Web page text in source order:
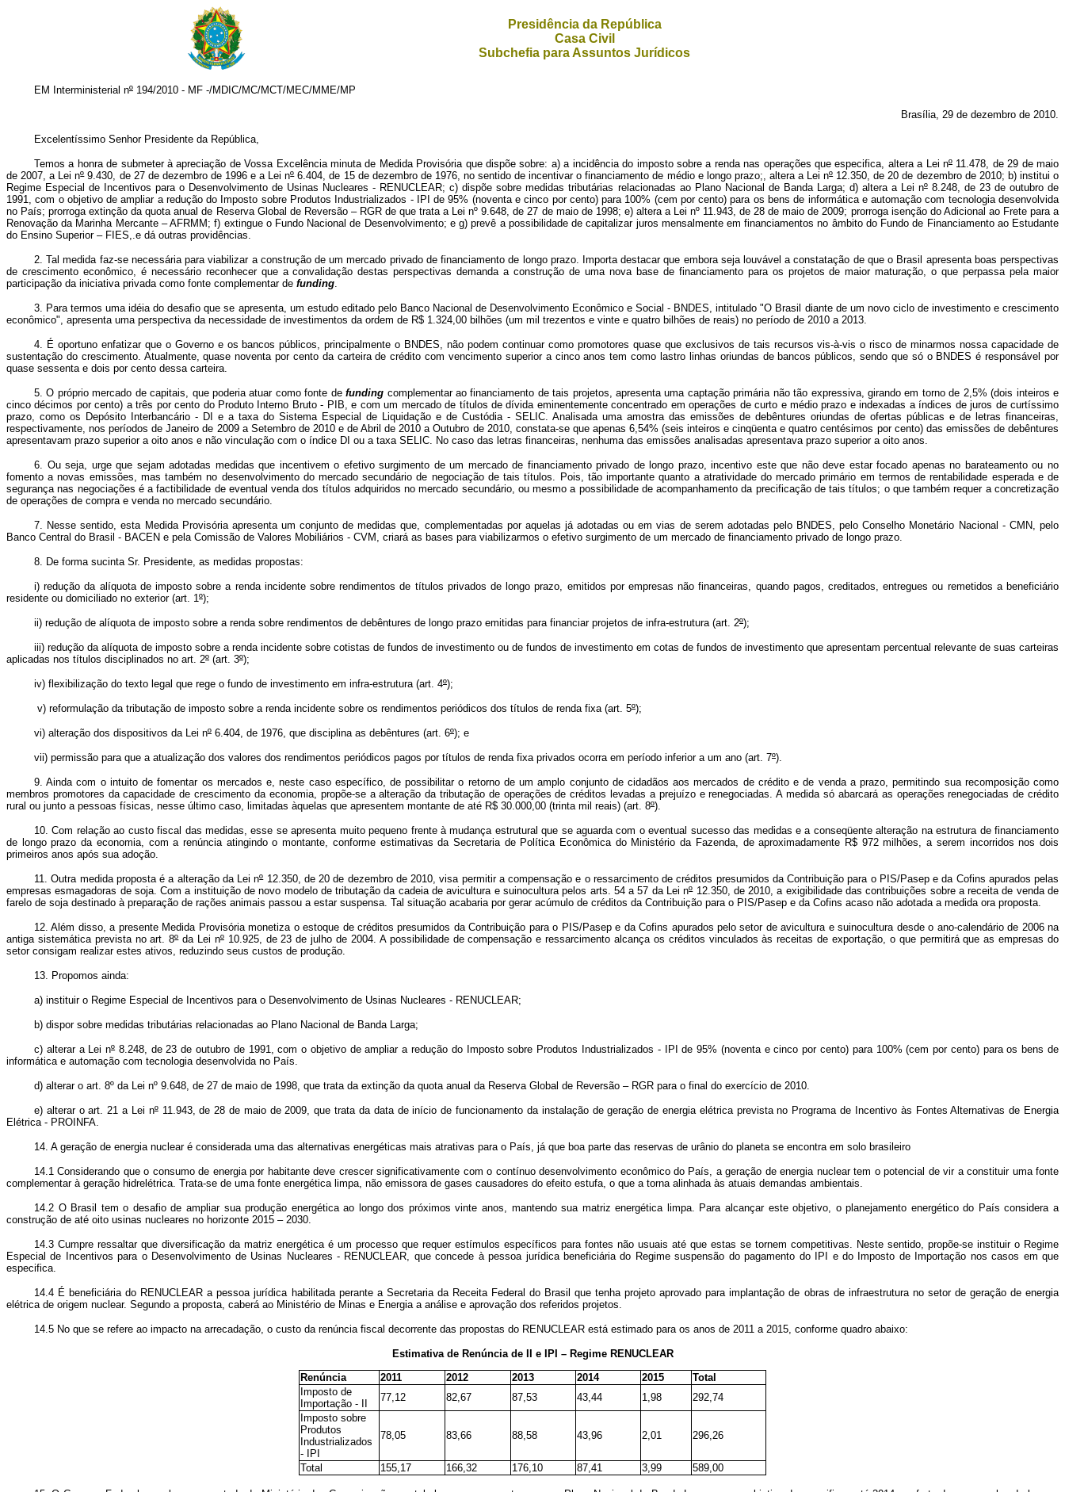
Presidência da República
Casa Civil
Subchefia para Assuntos Jurídicos
EM Interministerial nº 194/2010 - MF -/MDIC/MC/MCT/MEC/MME/MP
Brasília, 29 de dezembro de 2010.
Excelentíssimo Senhor Presidente da República,
Temos a honra de submeter à apreciação de Vossa Excelência minuta de Medida Provisória que dispõe sobre: a) a incidência do imposto sobre a renda nas operações que especifica, altera a Lei nº11.478, de 29 de maio
de 2007, a Lei nº9.430, de 27 de dezembro de 1996 e a Lei nº6.404, de 15 de dezembro de 1976, no sentido de incentivar o financiamento de médio e longo prazo;, altera a Lei nº12.350, de 20 de dezembro de 2010; b) institui o
Regime Especial de Incentivos para o Desenvolvimento de Usinas Nucleares - RENUCLEAR; c) dispõe sobre medidas tributárias relacionadas ao Plano Nacional de Banda Larga; d) altera a Lei nº8.248, de 23 de outubro de
1991, com o objetivo de ampliar a redução do Imposto sobre Produtos Industrializados - IPI de 95% (noventa e cinco por cento) para 100% (cem por cento) para os bens de informática e automação com tecnologia desenvolvida
no País; prorroga extinção da quota anual de Reserva Global de Reversão – RGR de que trata a Lei nº 9.648, de 27 de maio de 1998; e) altera a Lei nº 11.943, de 28 de maio de 2009; prorroga isenção do Adicional ao Frete para a
Renovação da Marinha Mercante – AFRMM; f) extingue o Fundo Nacional de Desenvolvimento; e g) prevê a possibilidade de capitalizar juros mensalmente em financiamentos no âmbito do Fundo de Financiamento ao Estudante
do Ensino Superior – FIES,.e dá outras providências.
2. Tal medida faz-se necessária para viabilizar a construção de um mercado privado de financiamento de longo prazo. Importa destacar que embora seja louvável a constatação de que o Brasil apresenta boas perspectivas
de crescimento econômico, é necessário reconhecer que a convalidação destas perspectivas demanda a construção de uma nova base de financiamento para os projetos de maior maturação, o que perpassa pela maior
participação da iniciativa privada como fonte complementar de funding.
3. Para termos uma idéia do desafio que se apresenta, um estudo editado pelo Banco Nacional de Desenvolvimento Econômico e Social - BNDES, intitulado "O Brasil diante de um novo ciclo de investimento e crescimento
econômico", apresenta uma perspectiva da necessidade de investimentos da ordem de R$ 1.324,00 bilhões (um mil trezentos e vinte e quatro bilhões de reais) no período de 2010 a 2013.
4. É oportuno enfatizar que o Governo e os bancos públicos, principalmente o BNDES, não podem continuar como promotores quase que exclusivos de tais recursos vis-à-vis o risco de minarmos nossa capacidade de
sustentação do crescimento. Atualmente, quase noventa por cento da carteira de crédito com vencimento superior a cinco anos tem como lastro linhas oriundas de bancos públicos, sendo que só o BNDES é responsável por
quase sessenta e dois por cento dessa carteira.
5. O próprio mercado de capitais, que poderia atuar como fonte defunding complementar ao financiamento de tais projetos, apresenta uma captação primária não tão expressiva, girando em torno de 2,5% (dois inteiros e
cinco décimos por cento) a três por cento do Produto Interno Bruto - PIB, e com um mercado de títulos de dívida eminentemente concentrado em operações de curto e médio prazo e indexadas a índices de juros de curtíssimo
prazo, como os Depósito Interbancário - DI e a taxa do Sistema Especial de Liquidação e de Custódia - SELIC. Analisada uma amostra das emissões de debêntures oriundas de ofertas públicas e de letras financeiras,
respectivamente, nos períodos de Janeiro de 2009 a Setembro de 2010 e de Abril de 2010 a Outubro de 2010, constata-se que apenas 6,54% (seis inteiros e cinqüenta e quatro centésimos por cento) das emissões de debêntures
apresentavam prazo superior a oito anos e não vinculação com o índice DI ou a taxa SELIC. No caso das letras financeiras, nenhuma das emissões analisadas apresentava prazo superior a oito anos.
6. Ou seja, urge que sejam adotadas medidas que incentivem o efetivo surgimento de um mercado de financiamento privado de longo prazo, incentivo este que não deve estar focado apenas no barateamento ou no
fomento a novas emissões, mas também no desenvolvimento do mercado secundário de negociação de tais títulos. Pois, tão importante quanto a atratividade do mercado primário em termos de rentabilidade esperada e de
segurança nas negociações é a factibilidade de eventual venda dos títulos adquiridos no mercado secundário, ou mesmo a possibilidade de acompanhamento da precificação de tais títulos; o que também requer a concretização
de operações de compra e venda no mercado secundário.
7. Nesse sentido, esta Medida Provisória apresenta um conjunto de medidas que, complementadas por aquelas já adotadas ou em vias de serem adotadas pelo BNDES, pelo Conselho Monetário Nacional - CMN, pelo
Banco Central do Brasil - BACEN e pela Comissão de Valores Mobiliários - CVM, criará as bases para viabilizarmos o efetivo surgimento de um mercado de financiamento privado de longo prazo.
8. De forma sucinta Sr. Presidente, as medidas propostas:
i) redução da alíquota de imposto sobre a renda incidente sobre rendimentos de títulos privados de longo prazo, emitidos por empresas não financeiras, quando pagos, creditados, entregues ou remetidos a beneficiário
residente ou domiciliado no exterior (art. 1º);
ii) redução de alíquota de imposto sobre a renda sobre rendimentos de debêntures de longo prazo emitidas para financiar projetos de infra-estrutura (art. 2º);
iii) redução da alíquota de imposto sobre a renda incidente sobre cotistas de fundos de investimento ou de fundos de investimento em cotas de fundos de investimento que apresentam percentual relevante de suas carteiras
aplicadas nos títulos disciplinados no art. 2º (art. 3º);
iv) flexibilização do texto legal que rege o fundo de investimento em infra-estrutura (art. 4º);
v) reformulação da tributação de imposto sobre a renda incidente sobre os rendimentos periódicos dos títulos de renda fixa (art. 5º);
vi) alteração dos dispositivos da Lei nº 6.404, de 1976, que disciplina as debêntures (art. 6º); e
vii) permissão para que a atualização dos valores dos rendimentos periódicos pagos por títulos de renda fixa privados ocorra em período inferior a um ano (art. 7º).
9. Ainda com o intuito de fomentar os mercados e, neste caso específico, de possibilitar o retorno de um amplo conjunto de cidadãos aos mercados de crédito e de venda a prazo, permitindo sua recomposição como
membros promotores da capacidade de crescimento da economia, propõe-se a alteração da tributação de operações de créditos levadas a prejuízo e renegociadas. A medida só abarcará as operações renegociadas de crédito
rural ou junto a pessoas físicas, nesse último caso, limitadas àquelas que apresentem montante de até R$ 30.000,00 (trinta mil reais) (art. 8º).
10. Com relação ao custo fiscal das medidas, esse se apresenta muito pequeno frente à mudança estrutural que se aguarda com o eventual sucesso das medidas e a conseqüente alteração na estrutura de financiamento
de longo prazo da economia, com a renúncia atingindo o montante, conforme estimativas da Secretaria de Política Econômica do Ministério da Fazenda, de aproximadamente R$ 972 milhões, a serem incorridos nos dois
primeiros anos após sua adoção.
11. Outra medida proposta é a alteração da Lei nº12.350, de 20 de dezembro de 2010, visa permitir a compensação e o ressarcimento de créditos presumidos da Contribuição para o PIS/Pasep e da Cofins apurados pelas
empresas esmagadoras de soja. Com a instituição de novo modelo de tributação da cadeia de avicultura e suinocultura pelos arts. 54 a 57 da Lei nº12.350, de 2010, a exigibilidade das contribuições sobre a receita de venda de
farelo de soja destinado à preparação de rações animais passou a estar suspensa. Tal situação acabaria por gerar acúmulo de créditos da Contribuição para o PIS/Pasep e da Cofins acaso não adotada a medida ora proposta.
12. Além disso, a presente Medida Provisória monetiza o estoque de créditos presumidos da Contribuição para o PIS/Pasep e da Cofins apurados pelo setor de avicultura e suinocultura desde o ano-calendário de 2006 na
antiga sistemática prevista no art. 8ºda Lei nº10.925, de 23 de julho de 2004. A possibilidade de compensação e ressarcimento alcança os créditos vinculados às receitas de exportação, o que permitirá que as empresas do
setor consigam realizar estes ativos, reduzindo seus custos de produção.
13. Propomos ainda:
a) instituir o Regime Especial de Incentivos para o Desenvolvimento de Usinas Nucleares - RENUCLEAR;
b) dispor sobre medidas tributárias relacionadas ao Plano Nacional de Banda Larga;
c) alterar a Lei nº8.248, de 23 de outubro de 1991, com o objetivo de ampliar a redução do Imposto sobre Produtos Industrializados - IPI de 95% (noventa e cinco por cento) para 100% (cem por cento) para os bens de
informática e automação com tecnologia desenvolvida no País.
d) alterar o art. 8º da Lei nº 9.648, de 27 de maio de 1998, que trata da extinção da quota anual da Reserva Global de Reversão – RGR para o final do exercício de 2010.
e) alterar o art. 21 a Lei nº11.943, de 28 de maio de 2009, que trata da data de início de funcionamento da instalação de geração de energia elétrica prevista no Programa de Incentivo às Fontes Alternativas de Energia
Elétrica - PROINFA.
14. A geração de energia nuclear é considerada uma das alternativas energéticas mais atrativas para o País, já que boa parte das reservas de urânio do planeta se encontra em solo brasileiro
14.1 Considerando que o consumo de energia por habitante deve crescer significativamente com o contínuo desenvolvimento econômico do País, a geração de energia nuclear tem o potencial de vir a constituir uma fonte
complementar à geração hidrelétrica. Trata-se de uma fonte energética limpa, não emissora de gases causadores do efeito estufa, o que a torna alinhada às atuais demandas ambientais.
14.2 O Brasil tem o desafio de ampliar sua produção energética ao longo dos próximos vinte anos, mantendo sua matriz energética limpa. Para alcançar este objetivo, o planejamento energético do País considera a
construção de até oito usinas nucleares no horizonte 2015 – 2030.
14.3 Cumpre ressaltar que diversificação da matriz energética é um processo que requer estímulos específicos para fontes não usuais até que estas se tornem competitivas. Neste sentido, propõe-se instituir o Regime
Especial de Incentivos para o Desenvolvimento de Usinas Nucleares - RENUCLEAR, que concede à pessoa jurídica beneficiária do Regime suspensão do pagamento do IPI e do Imposto de Importação nos casos em que
especifica.
14.4 É beneficiária do RENUCLEAR a pessoa jurídica habilitada perante a Secretaria da Receita Federal do Brasil que tenha projeto aprovado para implantação de obras de infraestrutura no setor de geração de energia
elétrica de origem nuclear. Segundo a proposta, caberá ao Ministério de Minas e Energia a análise e aprovação dos referidos projetos.
14.5 No que se refere ao impacto na arrecadação, o custo da renúncia fiscal decorrente das propostas do RENUCLEAR está estimado para os anos de 2011 a 2015, conforme quadro abaixo:
Estimativa de Renúncia de II e IPI – Regime RENUCLEAR
Renúncia
2011 2012 2013 2014 2015
Total
Imposto de
Importação - II
77,12 82,67 87,53 43,44 1,98
292,74
Imposto sobre
Produtos
Industrializados
- IPI
78,05 83,66 88,58 43,96 2,01 296,26
Total 155,17 166,32 176,10 87,41 3,99 589,00